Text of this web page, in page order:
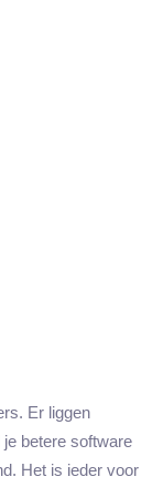
Er liggen
betere software
Het is ieder voor